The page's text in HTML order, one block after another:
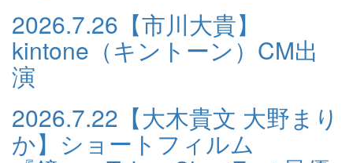
2026.7.26 【市川大貴】
kintone（キントーン）CM出
演
2026.7.22 【大木貴文 大野まり
か】ショートフィルム